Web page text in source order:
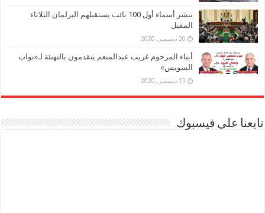
ننشر أسماء أول 100 نائب يستقبلهم البرلمان الثلاثاء
المقبل
20 ديسمبر، 2020
أبناء المرحوم غريب عبدالمنعم يتقدمون بالتهنئة لـ«نواب
السويس»
13 ديسمبر، 2020
تابعنا على فيسبوك